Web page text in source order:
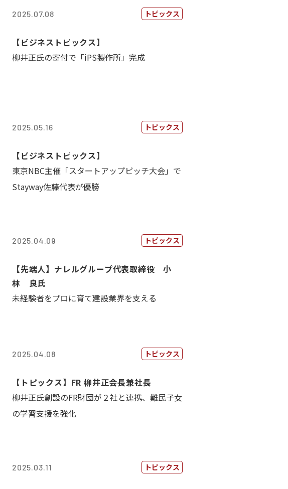
2025.07.08 トピックス
【ビジネストピックス】
柳井正氏の寄付で「iPS製作所」完成
2025.05.16 トピックス
【ビジネストピックス】
東京NBC主催「スタートアップピッチ大会」で
Stayway佐藤代表が優勝
2025.04.09 トピックス
【先端人】ナレルグループ代表取締役 小
林 良氏
未経験者をプロに育て建設業界を支える
2025.04.08 トピックス
【トピックス】FR 柳井正会長兼社長
柳井正氏創設のFR財団が２社と連携、難民子女
の学習支援を強化
2025.03.11 トピックス